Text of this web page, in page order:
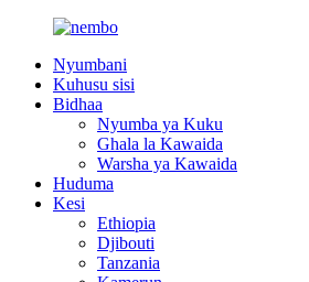
Nyumbani
Kuhusu sisi
Bidhaa
Nyumba ya Kuku
Ghala la Kawaida
Warsha ya Kawaida
Huduma
Kesi
Ethiopia
Djibouti
Tanzania